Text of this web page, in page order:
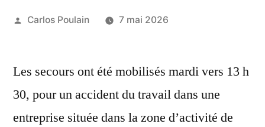
Publié
Carlos Poulain 7 mai 2026
Les secours ont été mobilisés mardi vers 13 h
30, pour un accident du travail dans une
entreprise située dans la zone d’activité de